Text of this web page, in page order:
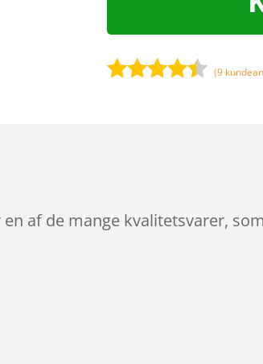
mmelser
(9
af de mange kvalitetsvarer,